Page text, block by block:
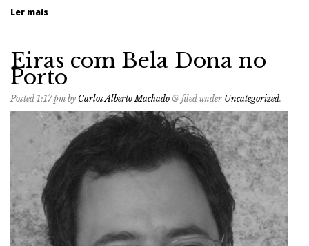
Ler mais
Eiras com Bela Dona no
Porto
Posted 1:17 pm by Carlos Alberto Machado & filed under Uncategorized.